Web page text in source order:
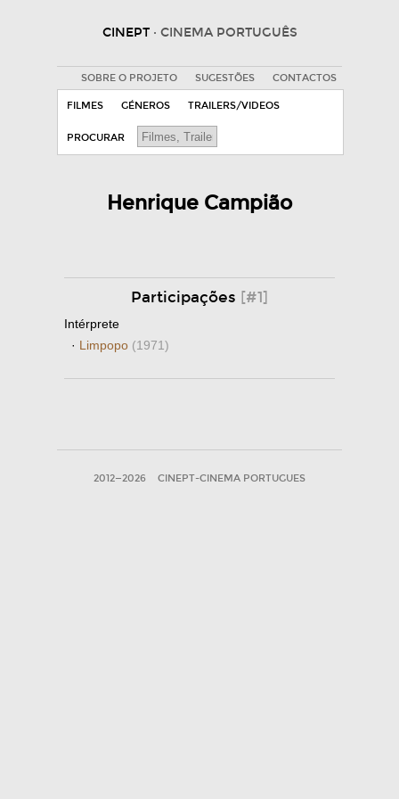
CINEPT · CINEMA PORTUGUÊS
SOBRE O PROJETO SUGESTÕES CONTACTOS
FILMES GÉNEROS TRAILERS/VIDEOS
PROCURAR
Henrique Campião
Participações [#1]
Intérprete
· Limpopo (1971)
2012—2026 CINEPT-CINEMA PORTUGUES